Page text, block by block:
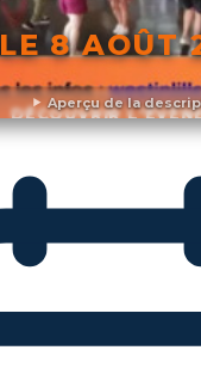
Aperçu de la
LE 8 AOÛT
DÉCOUVRIR